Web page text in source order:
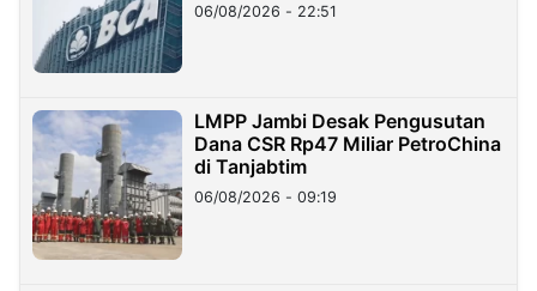
06/08/2026 - 22:51
LMPP Jambi Desak Pengusutan
Dana CSR Rp47 Miliar PetroChina
di Tanjabtim
06/08/2026 - 09:19